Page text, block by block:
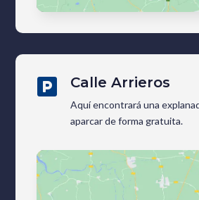
 Calle Arrieros
Aquí encontrará una
aparcar de forma gratuita.